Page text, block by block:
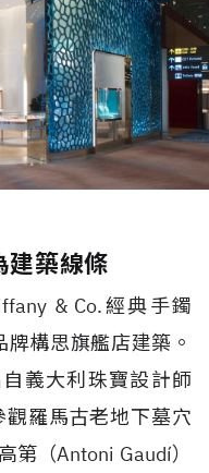
建築線條
& Co.經典手鐲
構思旗艦店建築。
義大利珠寶設計師
羅馬古老地下墓穴
第（Antoni Gaudí）